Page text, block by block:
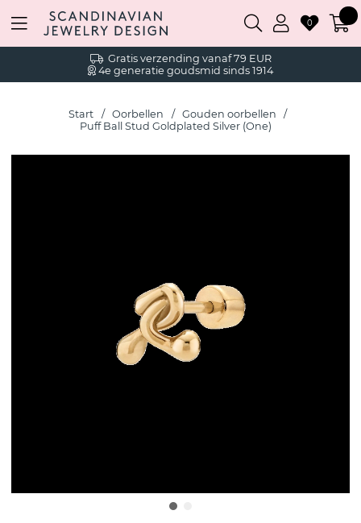
Gratis verzending vanaf 79 EUR
4e generatie goudsmid sinds 1914
0
Start Oorbellen
Gouden oorbellen
Puff Ball Stud Goldplated Silver (One)